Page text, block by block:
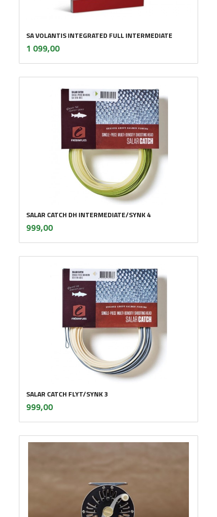
SA VOLANTIS INTEGRATED FULL INTERMEDIATE
Pris
1 099,00mva.
SALAR CATCH DH INTERMEDIATE/SYNK 4
Pris
999,00mva.
SALAR CATCH FLYT/SYNK 3
Pris
999,00mva.